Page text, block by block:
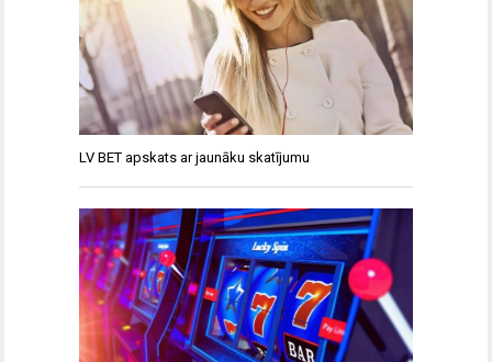
LV BET apskats ar jaunāku skatījumu